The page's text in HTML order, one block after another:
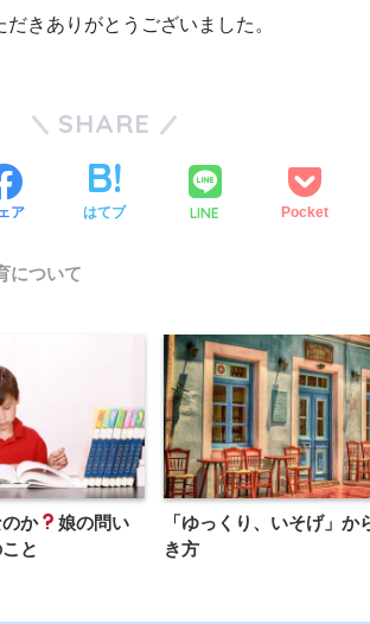
きありがとうございました。
SHARE
ア はてブ LINE Pocket
について
か
娘の問い
と
「ゆっくり、いそげ」か
き方